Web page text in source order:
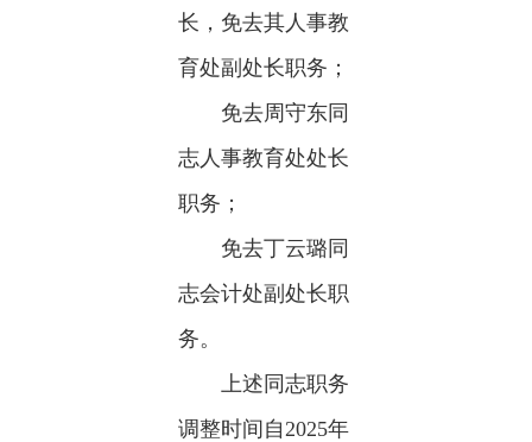
长，免去其人事教
育处副处长职务；
免去周守东同
志人事教育处处长
职务；
免去丁云璐同
志会计处副处长职
务。
上述同志职务
调整时间自2025年